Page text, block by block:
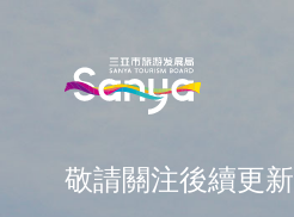
敬請關注後續更新